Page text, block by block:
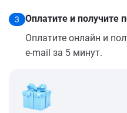
3
Оплатите и получите
Оплатите онлайн и
e-mail за 5 минут.